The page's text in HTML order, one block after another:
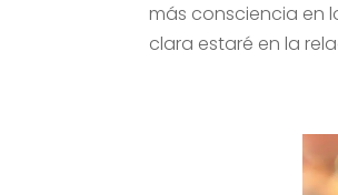
más consciencia en
clara estaré en la